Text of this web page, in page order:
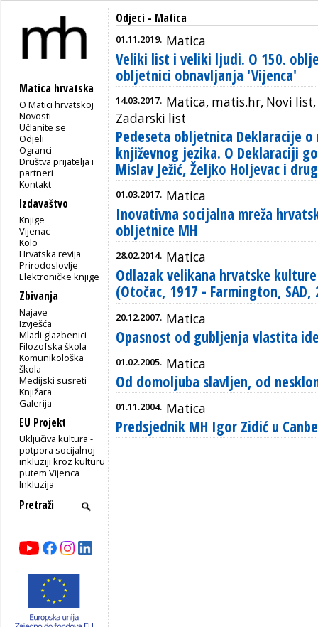
Matica hrvatska
O Matici hrvatskoj
Novosti
Učlanite se
Odjeli
Ogranci
Društva prijatelja i
partneri
Kontakt
Izdavaštvo
Knjige
Vijenac
Kolo
Hrvatska revija
Prirodoslovlje
Elektroničke knjige
Zbivanja
Najave
Izvješća
Mladi glazbenici
Filozofska škola
Komunikološka
škola
Medijski susreti
Knjižara
Galerija
EU Projekt
Uključiva kultura -
potpora socijalnoj
inkluziji kroz kulturu
putem Vijenca
Inkluzija
Odjeci - Matica
01.11.2019. Matica
Veliki list i veliki ljudi. O 150.
obljetnici obnavljanja 'Vijenca'
14.03.2017. Matica, matis.hr, Novi
Zadarski list
Pedeseta obljetnica Deklaracije
književnog jezika. O Deklaraciji
Mislav Ježić, Željko Holjevac i
01.03.2017. Matica
Inovativna socijalna mreža
obljetnice MH
28.02.2014. Matica
Odlazak velikana hrvatske
(Otočac, 1917 - Farmington, SAD,
20.12.2007. Matica
Opasnost od gubljenja vlastita
01.02.2005. Matica
Od domoljuba slavljen, od
01.11.2004. Matica
Predsjednik MH Igor Zidić u